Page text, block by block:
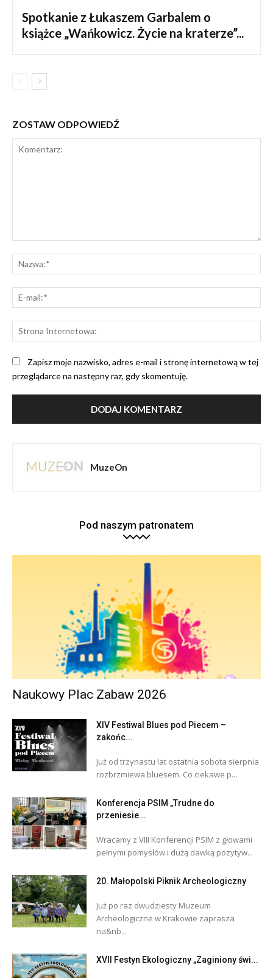
Spotkanie z Łukaszem Garbalem o
książce „Wańkowicz. Życie na kraterze”...
ZOSTAW ODPOWIEDŹ
Zapisz moje nazwisko, adres e-mail i stronę internetową w tej
przeglądarce na następny raz, gdy skomentuję.
MuzeOn
Pod naszym patronatem
Naukowy Plac Zabaw 2026
XIV Festiwal Blues pod Piecem –
zakońc...
Już od trzynastu lat ostatnia sobota sierpnia
rozbrzmiewa bluesem. Co ciekawe p...
Konferencja PSIM „Trudne do
przeniesie...
Wracamy z VIII Konferencji PSIM z głowami
pełnymi pomysłów i dużą dawką pozytyw...
20. Małopolski Piknik Archeologiczny
Już po raz dwudziesty Muzeum
Archeologiczne w Krakowie zaprasza
na&nb...
XVII Festyn Ekologiczny „Zaginiony świ...